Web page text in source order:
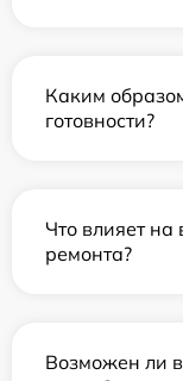
Каким
готовности?
Что влияет
ремонта?
Возможен ли